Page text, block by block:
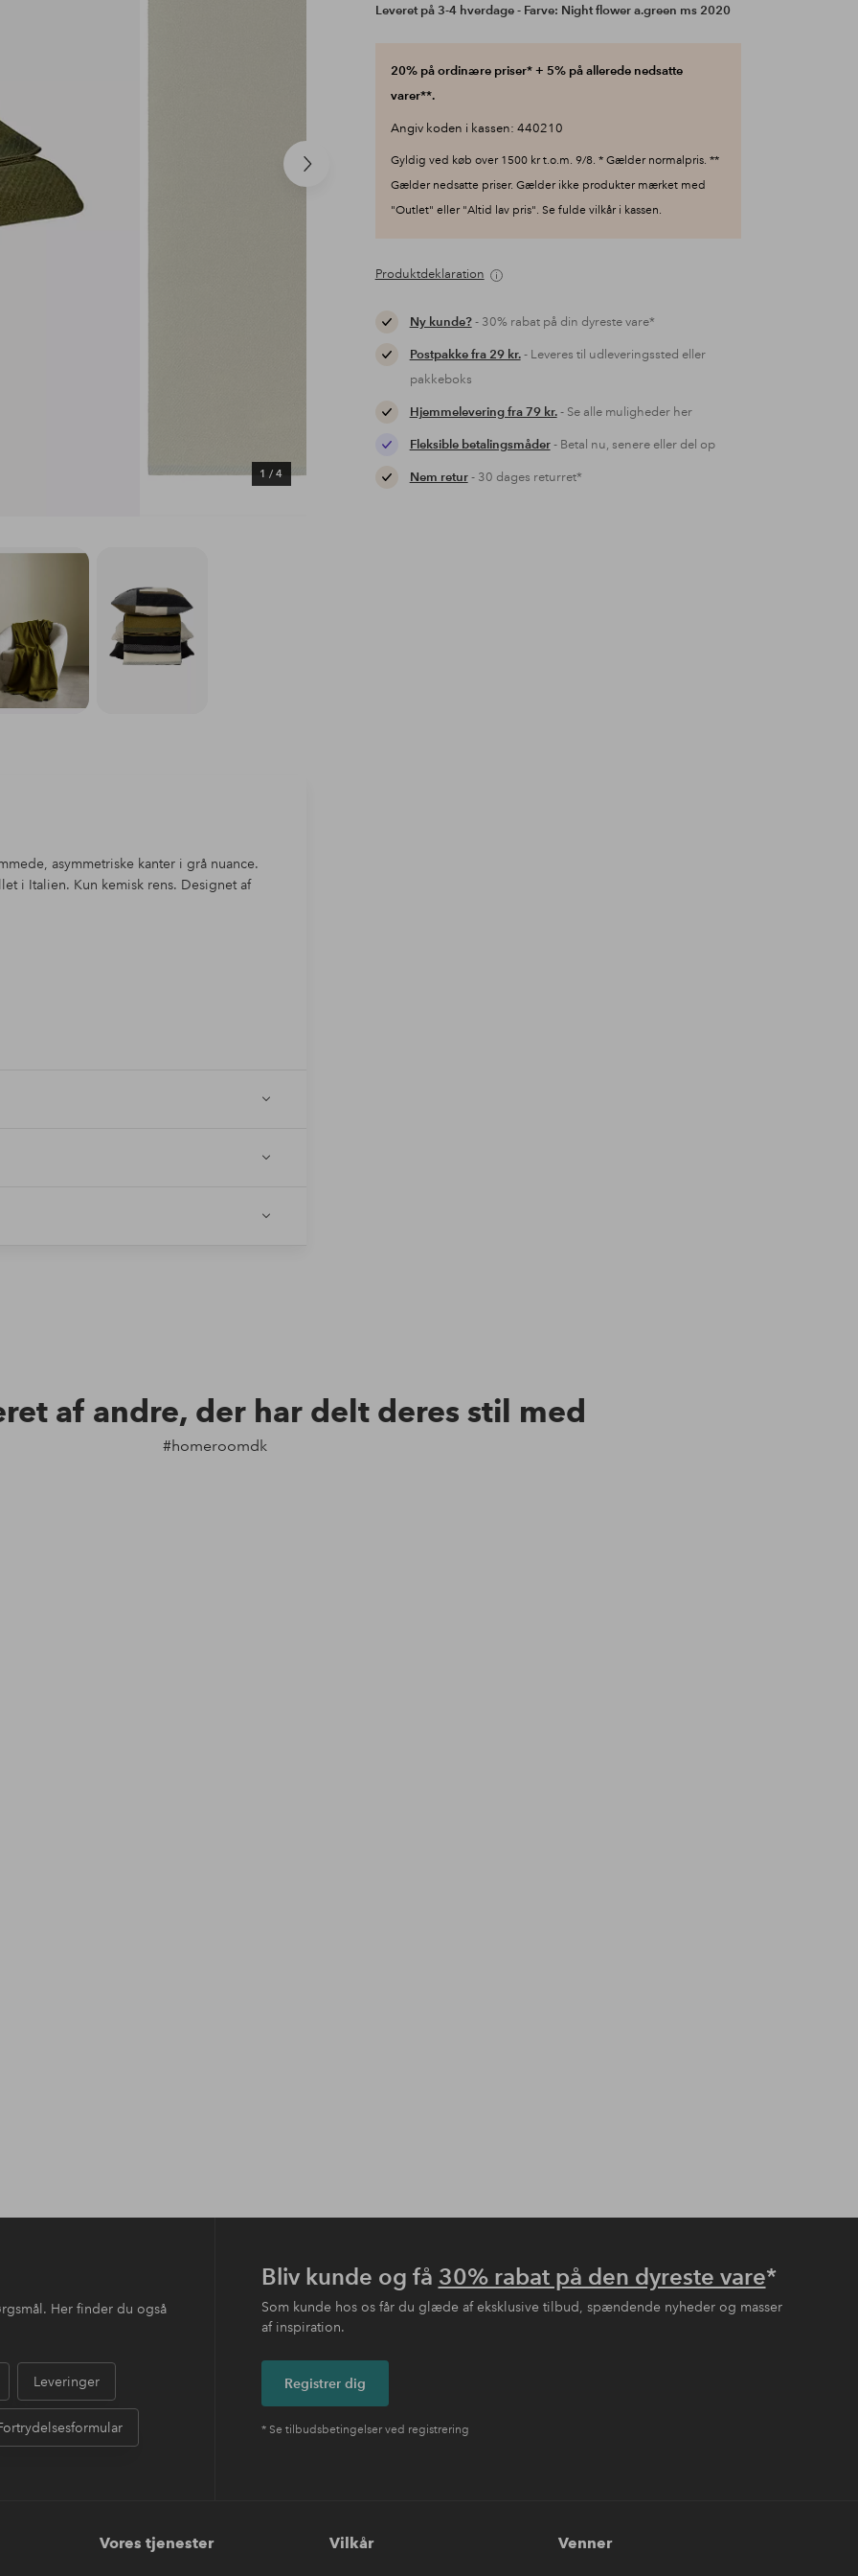
Næste
produkt
1 / 4
Leveret på 3-4 hverdage - Farve: Night flower a.green ms 2020
20% på ordinære priser* + 5% på allerede nedsatte
varer**.
Angiv koden i kassen: 440210
Gyldig ved køb over 1500 kr t.o.m. 9/8. * Gælder normalpris. **
Gælder nedsatte priser. Gælder ikke produkter mærket med
"Outlet" eller "Altid lav pris". Se fulde vilkår i kassen.
Produktdeklaration
Ny kunde?- 30% rabat på din dyreste vare*
Postpakke fra 29 kr.- Leveres til udleveringssted eller
pakkeboks
Hjemmelevering fra 79 kr.- Se alle muligheder her
Fleksible betalingsmåder- Betal nu, senere eller del op
Nem retur- 30 dages returret*
asymmetriske kanter i grå nuance.
i Italien. Kun kemisk rens. Designet af
af andre, der har delt deres stil med
#homeroomdk
Her finder du også
Leveringer
Bliv kunde og få 30% rabat på den dyreste vare*
Som kunde hos os får du glæde af eksklusive tilbud, spændende nyheder og masser
af inspiration.
Registrer dig
* Se tilbudsbetingelser ved registrering
Vores tjenester Vilkår Venner